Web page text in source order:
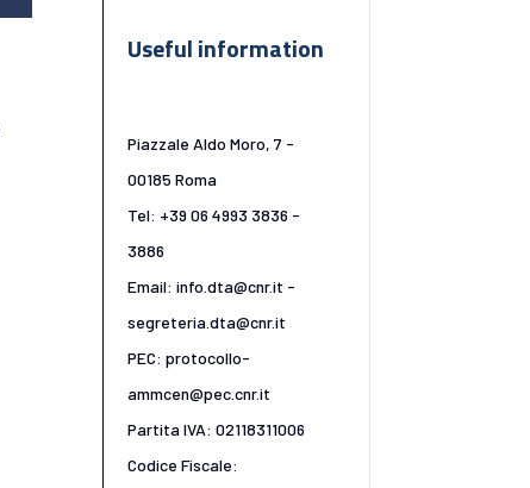
Useful information
Piazzale Aldo Moro, 7 -
00185 Roma
Tel: +39 06 4993 3836 -
3886
Email: info.dta@cnr.it -
segreteria.dta@cnr.it
PEC: protocollo-
ammcen@pec.cnr.it
Partita IVA: 02118311006
Codice Fiscale: